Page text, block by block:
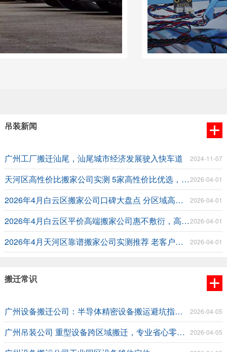
吊装新闻
2024-11-07
广州工厂搬迁汕尾，汕尾城市经济发展驶入快车道
2026-04-01
天河区高性价比搬家公司实测 5家高性价比优选，不花冤枉钱
2026-04-01
2026年4月白云区搬家公司口碑大盘点 分区域高端优选指南
2026-04-01
2026年4月白云区平价高端搬家公司惠不敷衍，高端服务不溢价
2026-04-01
2026年4月天河区靠谱搬家公司实测推荐 老客户亲测，高端搬家不踩坑
搬迁常识
2026-04-05
广州设备搬迁公司：半导体精密设备搬运避坑指南，少走弯路不误工
2026-04-05
广州吊装公司 重型设备跨区域搬迁，专业省心零踩坑